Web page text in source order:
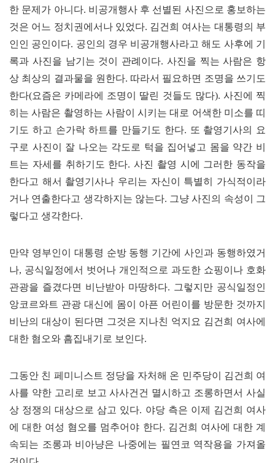
한 문제가 아니다. 비공개행사 후 선별된 사진으로 홍보하는
것은 어느 정치권에서나 있었다. 김건희 여사는 대통령의 부
인인 공인이다. 공인의 경우 비공개행사라고 해도 사후에 기
록과 사진을 남기는 것이 관례이다. 사진을 찍는 사람은 항
상 최상의 결과물을 원한다. 따라서 필요하면 조명을 쓰기도
한다(요즘은 카메라에 조명이 딸린 것들도 많다). 사진에 찍
히는 사람은 촬영하는 사람이 시키는 대로 어색한 미소를 띠
기도 하고 손가락 하트를 만들기도 한다. 또 촬영기사의 요
구로 사진이 잘 나오는 각도로 턱을 집어넣고 몸을 약간 비
트는 자세를 취하기도 한다. 사진 촬영 시에 그러한 동작을
한다고 해서 촬영기사나 우리는 자신이 특별히 가식적이라
거나 연출한다고 생각하지는 않는다. 그냥 사진의 속성이 그
렇다고 생각한다.
만약 영부인이 대통령 순방 동행 기간에 사인과 동행하였거
나, 공식일정에서 벗어나 개인적으로 과도한 쇼핑이나 호화
관광을 즐겼다면 비난받아 마땅하다. 그렇지만 공식일정인
앙코르와트 관광 대신에 몸이 아픈 어린이를 방문한 것까지
비난의 대상이 된다면 그것은 지나친 억지요 김건희 여사에
대한 혐오와 흠집내기로 보인다.
그동안 친 페미니스트 정당을 자처해 온 민주당이 김건희 여
사를 약한 고리로 보고 사사건건 멸시하고 조롱하면서 사실
상 정쟁의 대상으로 삼고 있다. 야당 측은 이제 김건희 여사
에 대한 여성 혐오를 멈추어야 한다. 김건희 여사에 대한 계
속되는 조롱과 비아냥은 나중에는 필연코 역작용을 가져올